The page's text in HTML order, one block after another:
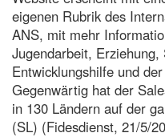
eigenen Rubrik des
ANS, mit mehr
Jugendarbeit,
Entwicklungshilfe und
Gegenwärtig hat der
in 130 Ländern auf der
(SL) (Fidesdienst, 21/5/